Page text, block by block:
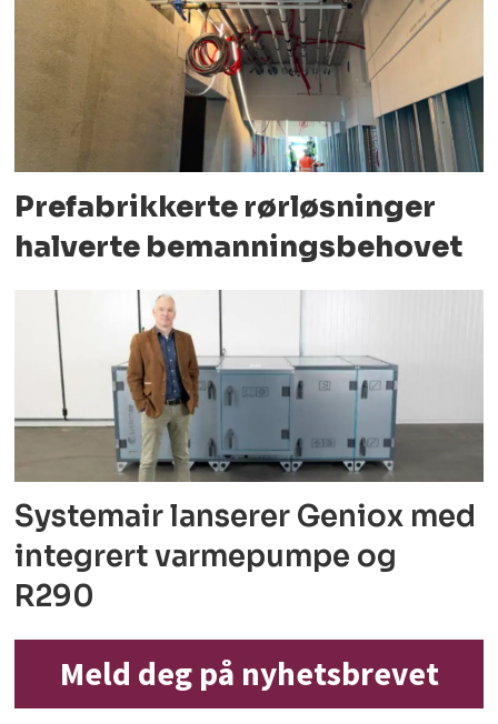
Prefabrikkerte rørløsninger
halverte bemanningsbehovet
Systemair lanserer Geniox med
integrert varmepumpe og
R290
Meld deg på nyhetsbrevet